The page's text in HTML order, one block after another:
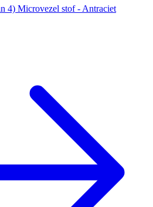
4) Microvezel stof - Antraciet